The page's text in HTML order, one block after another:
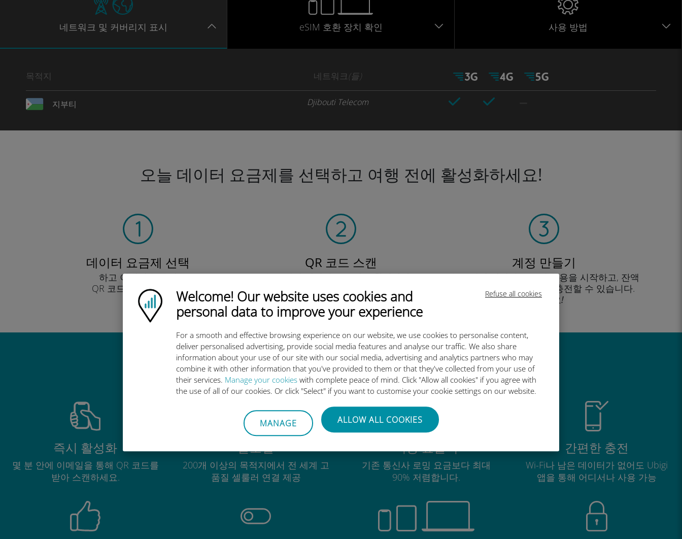
Refuse all cookies
Ubigi logo
Welcome! Our website uses cookies and
personal data to improve your experience
For a smooth and effective browsing experience on our website, we use cookies to personalise content,
deliver personalised advertising, provide social media features and analyse our traffic. We also share
information about your use of our site with our social media, advertising and analytics partners who may
combine it with other information that you've provided to them or that they've collected from your use of
their services. Manage your cookies with complete peace of mind. Click "Allow all cookies" if you agree with
the use of all of our cookies. Or click "Select" if you want to customise your cookie settings on our website.
MANAGE ALLOW ALL COOKIES
네트워크 및 커버리지 표시 eSIM 호환 장치 확인 사용 방법
목적지 네트워크(들)
지부티 Djibouti Telecom
오늘 데이터 요금제를 선택하고 여행 전에 활성화하세요!
데이터 요금제 선택
하고 이메일을 통해
QR 코드로 받아보세요.
빨리!
QR 코드 스캔
을 클릭해 데이터 요금제를 활성화하고
유비기 eSIM을 설치하세요. 간단합니다!
계정 만들기
을 클릭해 데이터 요금제 사용을 시작하고, 잔액
을 확인하고 이동 중에도 충전할 수 있습니다.
즐기세요!
유비기 국제 eSIM이 우수한 이유
즉시 활성화
몇 분 안에 이메일을 통해 QR 코드를
받아 스캔하세요.
글로벌
200개 이상의 목적지에서 전 세계 고
품질 셀룰러 연결 제공
비용 효율적
기존 통신사 로밍 요금보다 최대
90% 저렴합니다.
간편한 충전
Wi-Fi나 남은 데이터가 없어도 Ubigi
앱을 통해 어디서나 사용 가능